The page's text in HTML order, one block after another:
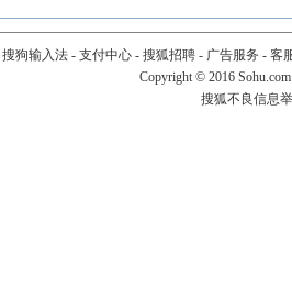
搜狗输入法- 支付中心- 搜狐招聘- 广告服务 - 客
Copyright © 2016
搜狐不良信息